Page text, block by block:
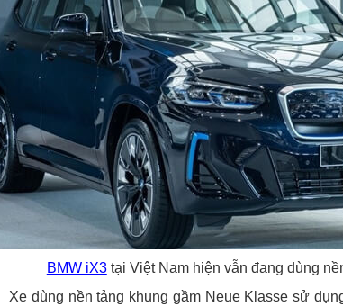
BMW iX3tại Việt Nam hiện vẫn đang dùng
Xe dùng nền tảng khung gầm Neue Klasse sử